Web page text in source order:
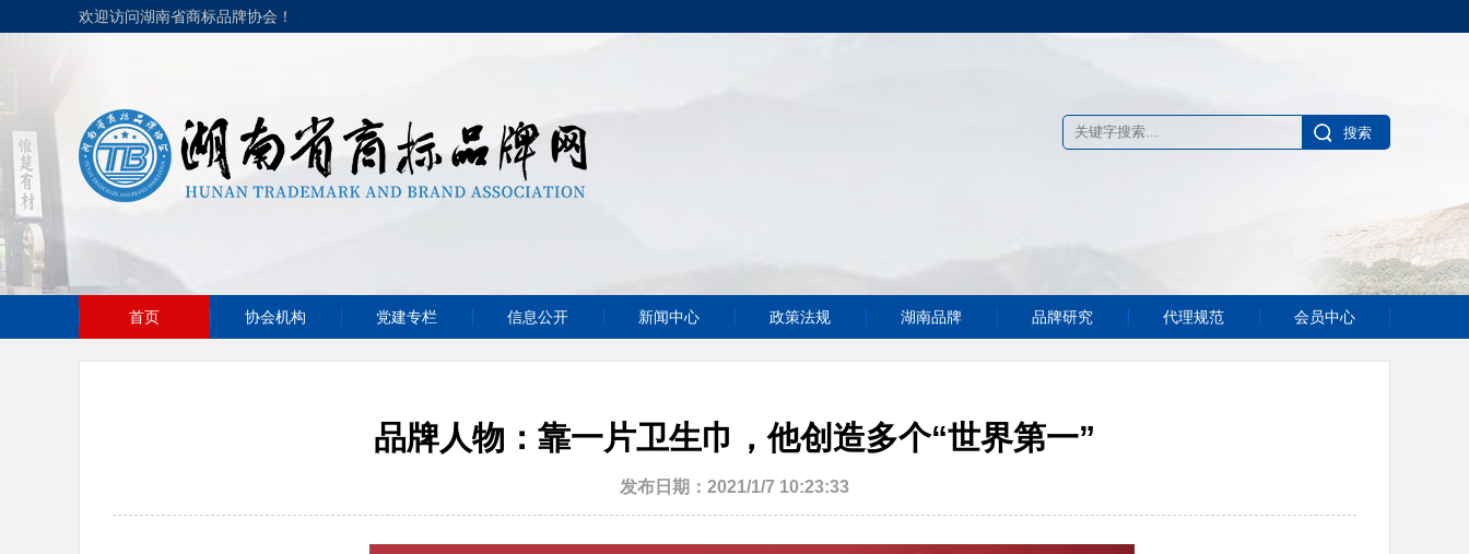
欢迎访问湖南省商标品牌协会！
首页 协会机构 党建专栏 信息公开 新闻中心 政策法规 湖南品牌 品牌研究 代理规范 会员中心
品牌人物：靠一片卫生巾，他创造多个“世界第一”
发布日期：2021/1/7 10:23:33